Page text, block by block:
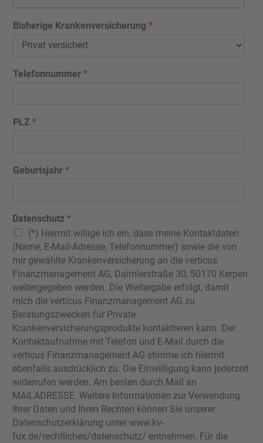
Bisherige Krankenversicherung *
Telefonnummer *
PLZ *
Geburtsjahr *
Datenschutz *
(*) Hiermit willige ich ein, dass meine Kontaktdaten
(Name, E-Mail-Adresse, Telefonnummer) sowie die von
mir gewählte Krankenversicherung an die verticus
Finanzmanagement AG, Daimlerstraße 30, 50170 Kerpen
weitergegeben werden. Die Weitergabe erfolgt, damit
mich die verticus Finanzmanagement AG zu
Beratungszwecken für Private
Krankenversicherungsprodukte kontaktieren kann. Der
Kontaktaufnahme mit Telefon und E-Mail durch die
verticus Finanzmanagement AG stimme ich hiermit
ebenfalls ausdrücklich zu. Die Einwilligung kann jederzeit
widerrufen werden. Am besten durch Mail an
MAILADRESSE. Weitere Informationen zur Verwendung
Ihrer Daten und Ihren Rechten können Sie unserer
Datenschutzerklärung unter www.kv-
fux.de/rechtliches/datenschutz/ entnehmen. Für die